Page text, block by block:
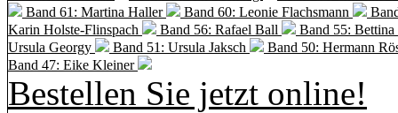
Band 61: Martina Haller
Band 60: Leonie Flachsmann
Karin Holste-Flinspach
Band 56: Rafael Ball
Band 55:
Ursula Georgy
Band 51: Ursula Jaksch Band 50: Hermann
Band 47: Eike Kleiner
Bestellen Sie jetzt online!